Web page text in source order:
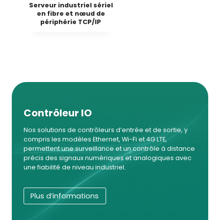
Serveur industriel sériel
en fibre et nœud de
périphérie TCP/IP
Contrôleur IO
Nos solutions de contrôleurs d’entrée et de sortie, y
compris les modèles Ethernet, Wi-Fi et 4G LTE,
permettent une surveillance et un contrôle à distance
précis des signaux numériques et analogiques avec
une fiabilité de niveau industriel.
Plus d’informations